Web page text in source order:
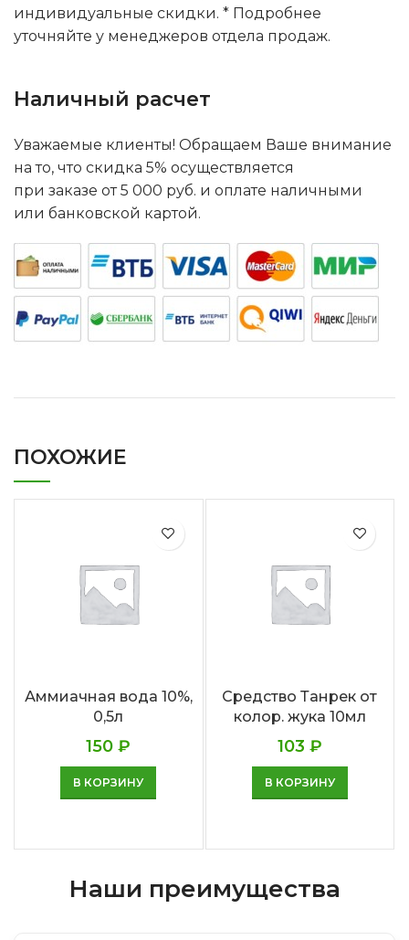
индивидуальные скидки. * Подробнее
уточняйте у менеджеров отдела продаж.
Наличный расчет
Уважаемые клиенты! Обращаем Ваше внимание
на то, что скидка 5% осуществляется
при заказе от 5 000 руб. и оплате наличными
или банковской картой.
ПОХОЖИЕ
Аммиачная вода 10%,
0,5л
150₽
В КОРЗИНУ
Средство Танрек от
колор. жука 10мл
103 ₽
В КОРЗИНУ
Наши преимущества